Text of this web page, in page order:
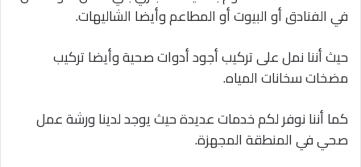
في الفنادق أو البيوت أو المطاعم وأيضا الشاليهات.
حيث أننا نمل على تركيب أجود أدوات صحية وأيضا تركيب
مضخات سخانات المياه.
كما أننا نوفر لكم خدمات عديدة حيث يوجد لدينا ورشة عمل
صحي في المنطقة المجهزة.